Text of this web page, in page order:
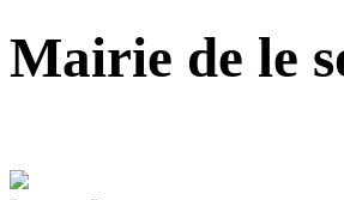
Mairie de le